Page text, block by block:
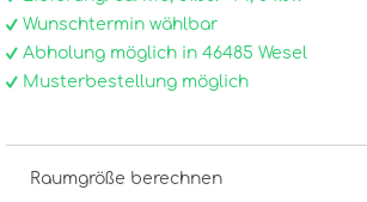
Wunschtermin wählbar
Abholung möglich in 46485 Wesel
Musterbestellung möglich
Raumgröße berechnen